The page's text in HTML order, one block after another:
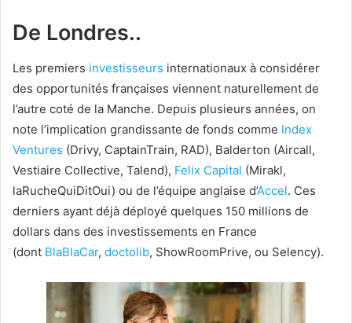
De Londres..
Les premiers investisseurs internationaux à considérer
des opportunités françaises viennent naturellement de
l’autre coté de la Manche. Depuis plusieurs années, on
note l’implication grandissante de fonds comme Index
Ventures (Drivy, CaptainTrain, RAD), Balderton (Aircall,
Vestiaire Collective, Talend), Felix Capital (Mirakl,
laRucheQuiDitOui) ou de l’équipe anglaise d’Accel. Ces
derniers ayant déjà déployé quelques 150 millions de
dollars dans des investissements en France
(dont BlaBlaCar, doctolib, ShowRoomPrive, ou Selency).